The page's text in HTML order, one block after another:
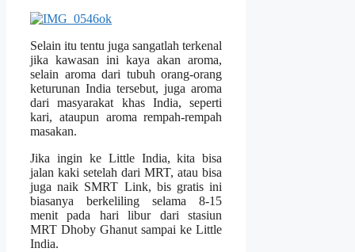
Selain itu tentu juga sangatlah terkenal
jika kawasan ini kaya akan aroma,
selain aroma dari tubuh orang-orang
keturunan India tersebut, juga aroma
dari masyarakat khas India, seperti
kari, ataupun aroma rempah-rempah
masakan.
Jika ingin ke Little India, kita bisa
jalan kaki setelah dari MRT, atau bisa
juga naik SMRT Link, bis gratis ini
biasanya berkeliling selama 8-15
menit pada hari libur dari stasiun
MRT Dhoby Ghanut sampai ke Little
India.